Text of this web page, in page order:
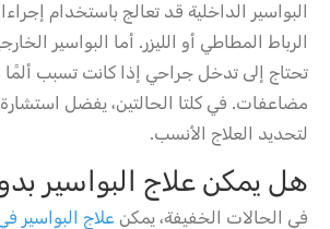
البواسير الداخلية قد تعالج باستخدام
الرباط المطاطي أو الليزر. أما البواسير
تحتاج إلى تدخل جراحي إذا كانت تسبب ألمًا
مضاعفات. في كلتا الحالتين، يفضل
لتحديد العلاج الأنسب.
هل يمكن علاج البواسير
في الحالات الخفيفة، يمكن علاج البواسير